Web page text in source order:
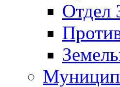
Отдел